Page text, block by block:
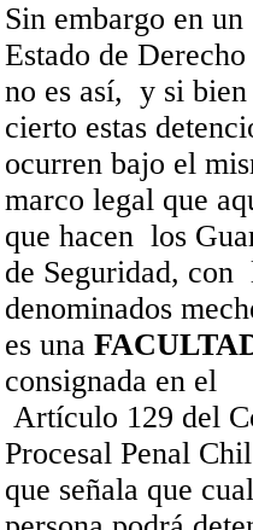
Sin embargo en un
Estado de Derecho
no es así, y si bien
cierto estas
ocurren bajo el
marco legal que
que hacen los
de Seguridad, con
denominados
es una
consignada en el
Artículo 129 del
Procesal Penal
que señala que